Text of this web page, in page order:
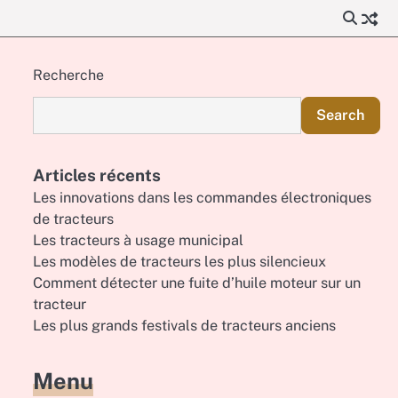
Recherche
Search
Articles récents
Les innovations dans les commandes électroniques
de tracteurs
Les tracteurs à usage municipal
Les modèles de tracteurs les plus silencieux
Comment détecter une fuite d’huile moteur sur un
tracteur
Les plus grands festivals de tracteurs anciens
Menu